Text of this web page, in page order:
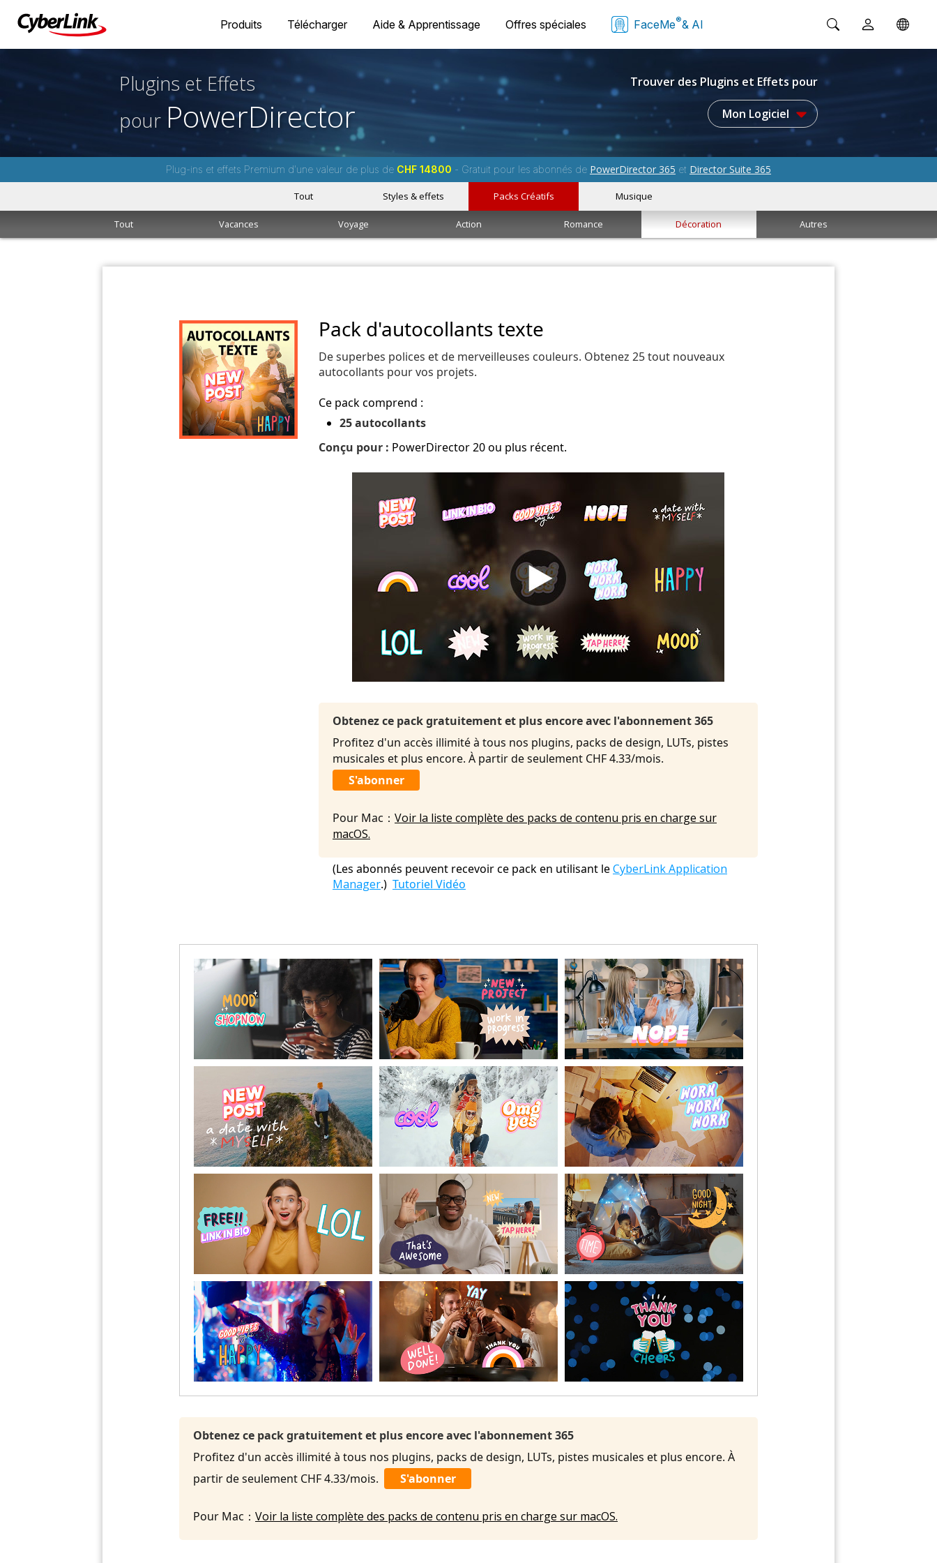
Produits Télécharger Aide & Apprentissage Offres spéciales FaceMe®& AI
Plugins et Effets
pour PowerDirector
Trouver des Plugins et Effets pour
Mon Logiciel
Plug-ins et effets Premium d'une valeur de plus de CHF 14800 - Gratuit pour les abonnés de PowerDirector 365 et Director Suite 365
Tout Styles & effets Packs Créatifs Musique
Tout Vacances Voyage Action Romance Décoration Autres
Pack d'autocollants texte
De superbes polices et de merveilleuses couleurs. Obtenez 25 tout nouveaux
autocollants pour vos projets.
Ce pack comprend :
25 autocollants
Conçu pour : PowerDirector 20 ou plus récent.
Obtenez ce pack gratuitement et plus encore avec l'abonnement 365
Profitez d'un accès illimité à tous nos plugins, packs de design, LUTs, pistes
musicales et plus encore. À partir de seulement CHF 4.33/mois.
S'abonner
Pour Mac： Voir la liste complète des packs de contenu pris en charge sur
macOS.
(Les abonnés peuvent recevoir ce pack en utilisant leCyberLink Application
Manager.) Tutoriel Vidéo
Obtenez ce pack gratuitement et plus encore avec l'abonnement 365
Profitez d'un accès illimité à tous nos plugins, packs de design, LUTs, pistes musicales et plus encore. À
partir de seulement CHF 4.33/mois.
S'abonner
Pour Mac： Voir la liste complète des packs de contenu pris en charge sur macOS.